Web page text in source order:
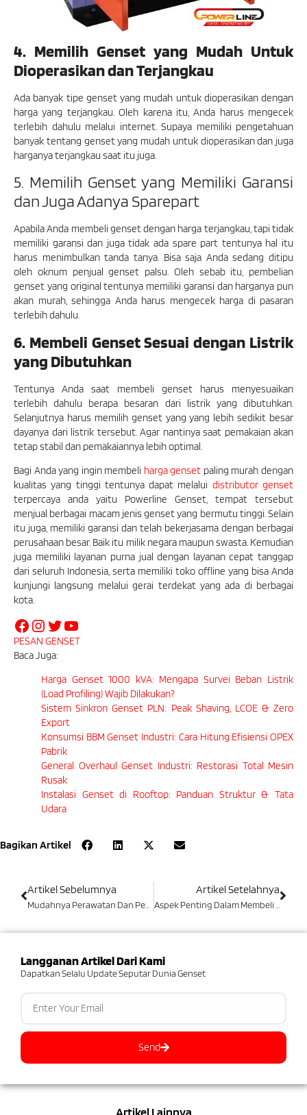
4. Memilih Genset yang Mudah Untuk
Dioperasikan dan Terjangkau
Ada banyak tipe genset yang mudah untuk dioperasikan dengan
harga yang terjangkau. Oleh karena itu, Anda harus mengecek
terlebih dahulu melalui internet. Supaya memiliki pengetahuan
banyak tentang genset yang mudah untuk dioperasikan dan juga
harganya terjangkau saat itu juga.
5. Memilih Genset yang Memiliki Garansi
dan Juga Adanya Sparepart
Apabila Anda membeli genset dengan harga terjangkau, tapi tidak
memiliki garansi dan juga tidak ada spare part tentunya hal itu
harus menimbulkan tanda tanya. Bisa saja Anda sedang ditipu
oleh oknum penjual genset palsu. Oleh sebab itu, pembelian
genset yang original tentunya memiliki garansi dan harganya pun
akan murah, sehingga Anda harus mengecek harga di pasaran
terlebih dahulu.
6. Membeli Genset Sesuai dengan Listrik
yang Dibutuhkan
Tentunya Anda saat membeli genset harus menyesuaikan
terlebih dahulu berapa besaran dari listrik yang dibutuhkan.
Selanjutnya harus memilih genset yang yang lebih sedikit besar
dayanya dari listrik tersebut. Agar nantinya saat pemakaian akan
tetap stabil dan pemakaiannya lebih optimal.
Bagi Anda yang ingin membeli harga genset paling murah dengan
kualitas yang tinggi tentunya dapat melalui distributor genset
terpercaya anda yaitu Powerline Genset, tempat tersebut
menjual berbagai macam jenis genset yang bermutu tinggi. Selain
itu juga, memiliki garansi dan telah bekerjasama dengan berbagai
perusahaan besar. Baik itu milik negara maupun swasta. Kemudian
juga memiliki layanan purna jual dengan layanan cepat tanggap
dari seluruh Indonesia, serta memiliki toko offline yang bisa Anda
kunjungi langsung melalui gerai terdekat yang ada di berbagai
kota.
PESAN GENSET
Baca Juga:
Harga Genset 1000 kVA: Mengapa Survei Beban Listrik
(Load Profiling) Wajib Dilakukan?
Sistem Sinkron Genset PLN: Peak Shaving, LCOE & Zero
Export
Konsumsi BBM Genset Industri: Cara Hitung Efisiensi OPEX
Pabrik
General Overhaul Genset Industri: Restorasi Total Mesin
Rusak
Instalasi Genset di Rooftop: Panduan Struktur & Tata
Udara
Bagikan Artikel
Artikel Sebelumnya Artikel Setelahnya
Langganan Artikel Dari Kami
Dapatkan Selalu Update Seputar Dunia Genset
Send
Artikel Lainnya